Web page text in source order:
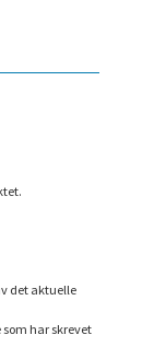
det aktuelle
har skrevet